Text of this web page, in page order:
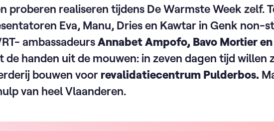
proberen realiseren tijdens De Warmste Week zelf.
Eva, Manu, Dries en Kawtar in Genk non-
ambassadeursAnnabet Ampofo, Bavo Mortier
de handen uit de mouwen: in zeven dagen tijd willen
bouwen voor revalidatiecentrum Pulderbos.
van heel Vlaanderen.